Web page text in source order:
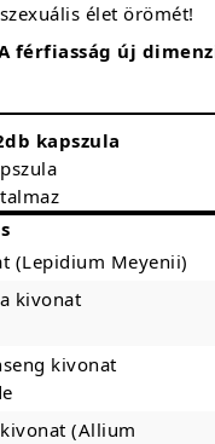
élet örömét!
férfiasság új
kapszula
(Lepidium Meyenii)
kivonat
kivonat
(Allium